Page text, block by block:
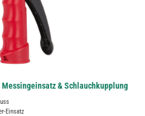
& Schlauchkupplung
Einsatz